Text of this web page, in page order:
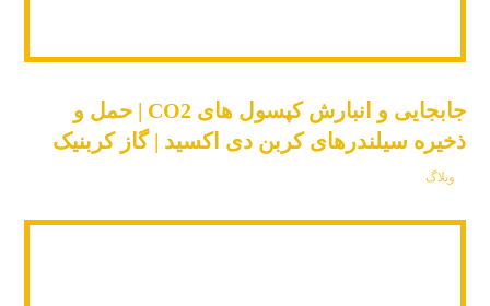
جابجایی و انبارش کپسول های CO2 | حمل و
ذخیره سیلندرهای کربن دی اکسید | گاز کربنیک
وبلاگ